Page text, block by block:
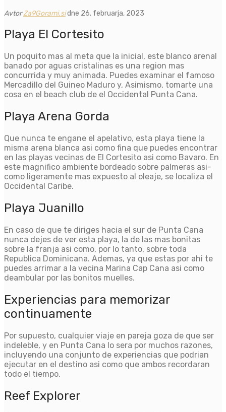
AvtorZa9Gorami.sidne 26. februarja, 2023
Playa El Cortesito
Un poquito mas al meta que la inicial, este blanco arenal
banado por aguas cristalinas es una region mas
concurrida y muy animada. Puedes examinar el famoso
Mercadillo del Guineo Maduro y, Asimismo, tomarte una
cosa en el beach club de el Occidental Punta Cana.
Playa Arena Gorda
Que nunca te engane el apelativo, esta playa tiene la
misma arena blanca asi­ como fina que puedes encontrar
en las playas vecinas de El Cortesito asi­ como Bavaro. En
este magnifico ambiente bordeado sobre palmeras asi­
como ligeramente mas expuesto al oleaje, se localiza el
Occidental Caribe.
Playa Juanillo
En caso de que te diriges hacia el sur de Punta Cana
nunca dejes de ver esta playa, la de las mas bonitas
sobre la franja asi­ como, por lo tanto, sobre toda
Republica Dominicana. Ademas, ya que estas por ahi te
puedes arrimar a la vecina Marina Cap Cana asi­ como
deambular por las bonitos muelles.
Experiencias para memorizar
continuamente
Por supuesto, cualquier viaje en pareja goza de que ser
indeleble, y en Punta Cana lo sera por muchos razones,
incluyendo una conjunto de experiencias que podri­an
ejecutar en el destino asi­ como que ambos recordaran
todo el tiempo.
Reef Explorer